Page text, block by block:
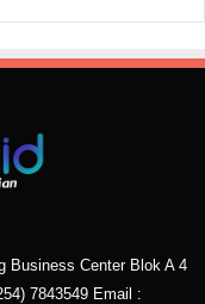
Business Center Blok A 4
7843549 Email :